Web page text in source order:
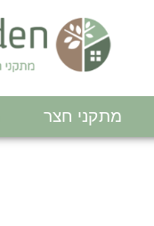
מתקני חצר